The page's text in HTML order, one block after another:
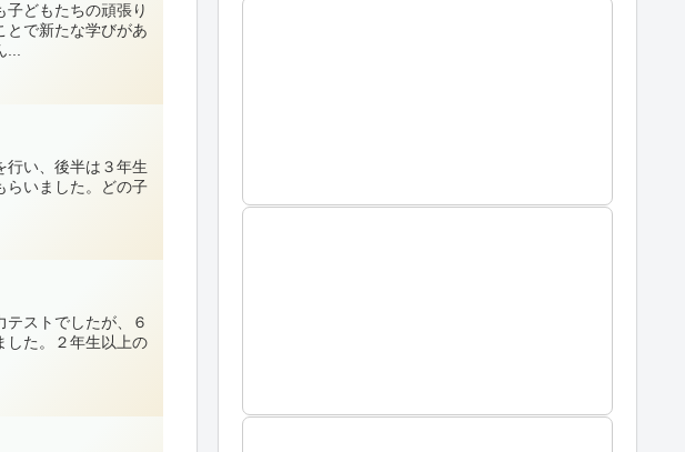
どもたちの頑張り
で新たな学びがあ
...
行い、後半は３年生
らいました。どの子
ストでしたが、６
した。２年生以上の